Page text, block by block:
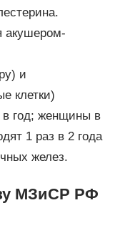
акушером-
и
клетки)
в год; женщины в
1 раз в 2 года
желез.
МЗиСР РФ